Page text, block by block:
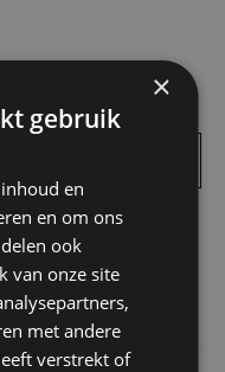
€75
×
gebruik
en
en om ons
ook
van onze site
met andere
verstrekt of